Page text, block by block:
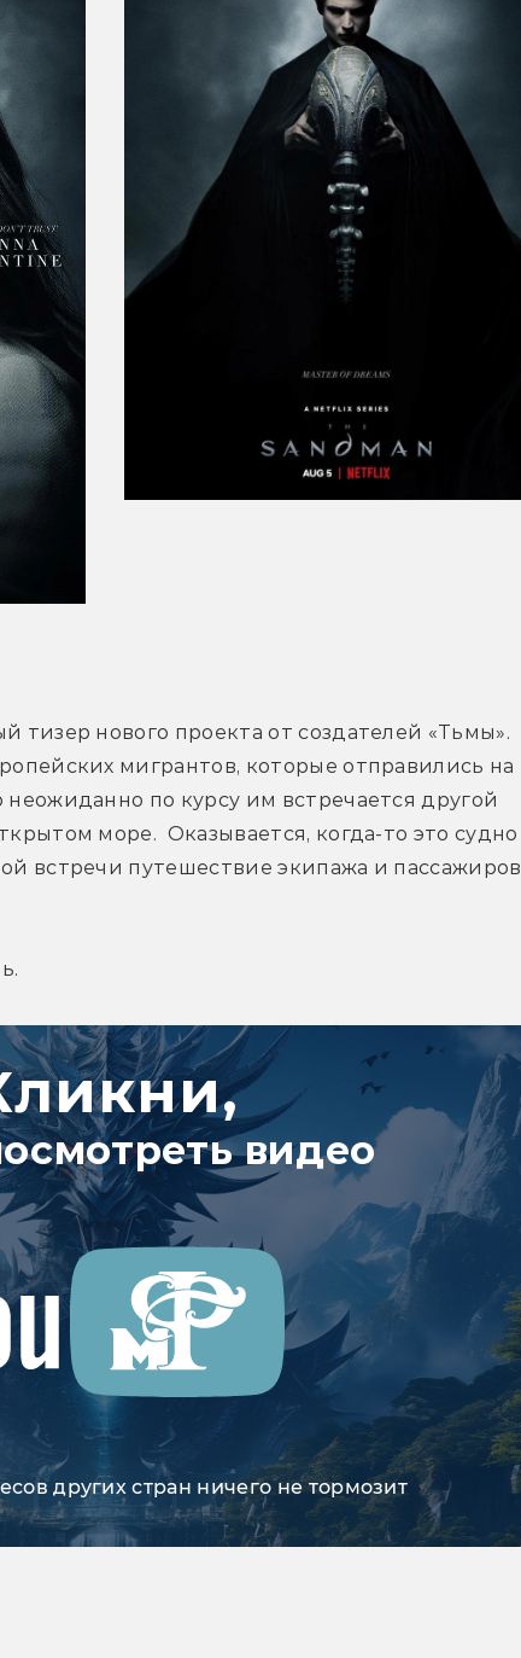
тизер нового проекта от создателей «Тьмы».
мигрантов, которые отправились на
по курсу им встречается другой
море.  Оказывается, когда-то это судно
встречи путешествие экипажа и пассажиров
видео
других стран ничего не тормозит